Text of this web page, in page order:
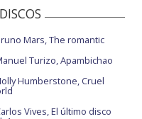
Mars, The romantic
Turizo, Apambichao
Humberstone, Cruel
Vives, El último disco